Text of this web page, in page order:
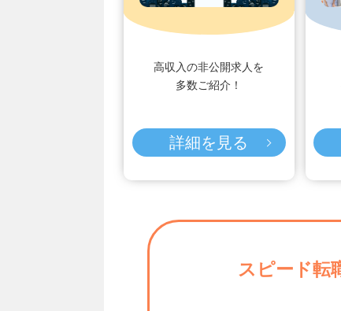
高収入の非公開求人を
多数ご紹介！
詳細を見る
スピード転